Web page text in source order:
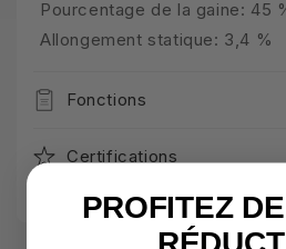
Pourcentage de la gaine: 45
Allongement statique: 3,4 %
Fonctions
Certifications
PROFITEZ